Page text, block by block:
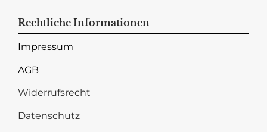
Rechtliche Informationen
Impressum
AGB
Widerrufsrecht
Datenschutz